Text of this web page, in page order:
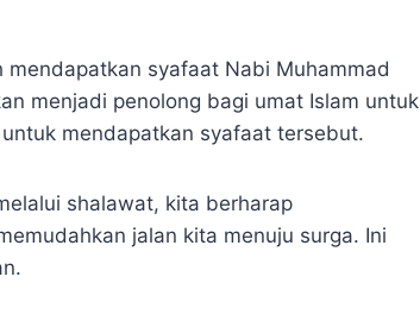
syafaat Nabi Muhammad
menjadi penolong bagi umat Islam untuk
mendapatkan syafaat tersebut.
shalawat, kita berharap
jalan kita menuju surga. Ini